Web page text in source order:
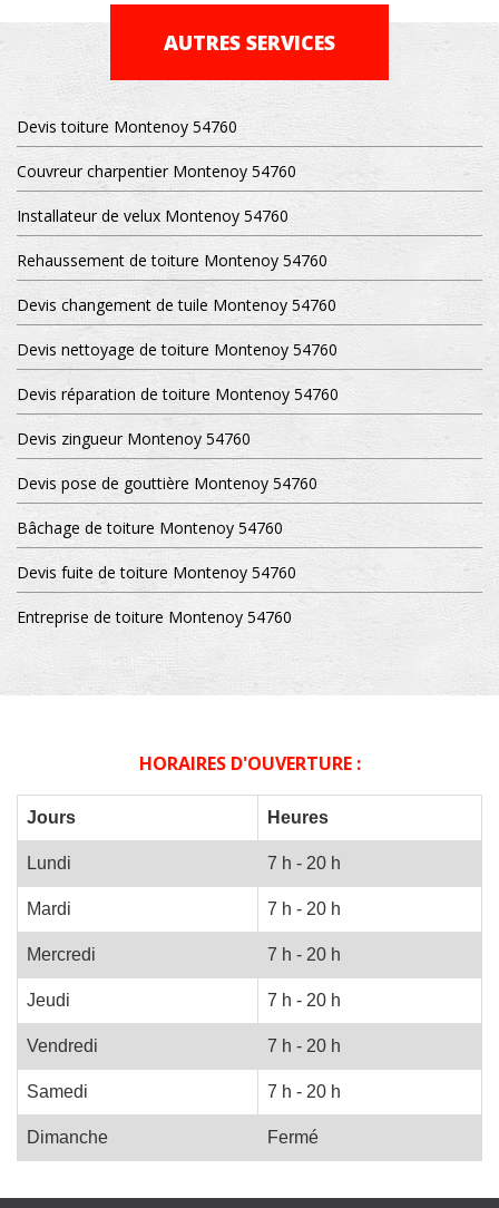
AUTRES SERVICES
Devis toiture Montenoy 54760
Couvreur charpentier Montenoy 54760
Installateur de velux Montenoy 54760
Rehaussement de toiture Montenoy 54760
Devis changement de tuile Montenoy 54760
Devis nettoyage de toiture Montenoy 54760
Devis réparation de toiture Montenoy 54760
Devis zingueur Montenoy 54760
Devis pose de gouttière Montenoy 54760
Bâchage de toiture Montenoy 54760
Devis fuite de toiture Montenoy 54760
Entreprise de toiture Montenoy 54760
HORAIRES D'OUVERTURE :
Jours Heures
Lundi 7 h - 20 h
Mardi 7 h - 20 h
Mercredi 7 h - 20 h
Jeudi 7 h - 20 h
Vendredi 7 h - 20 h
Samedi 7 h - 20 h
Dimanche Fermé